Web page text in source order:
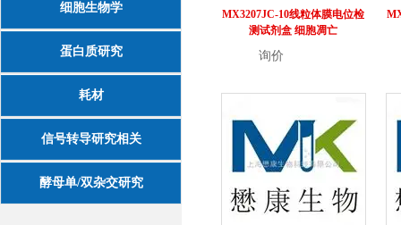
细胞生物学
蛋白质研究
耗材
信号转导研究相关
酵母单/双杂交研究
MX3207JC-10线粒体膜电位检
测试剂盒 细胞凋亡
询价